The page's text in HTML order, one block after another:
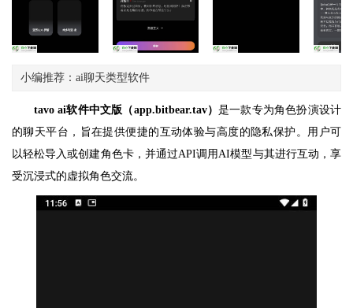
小编推荐：ai聊天类型软件
tavo ai软件中文版（app.bitbear.tav） 是一款专为角色扮演设计
的聊天平台，旨在提供便捷的互动体验与高度的隐私保护。用户可
以轻松导入或创建角色卡，并通过API调用AI模型与其进行互动，享
受沉浸式的虚拟角色交流。